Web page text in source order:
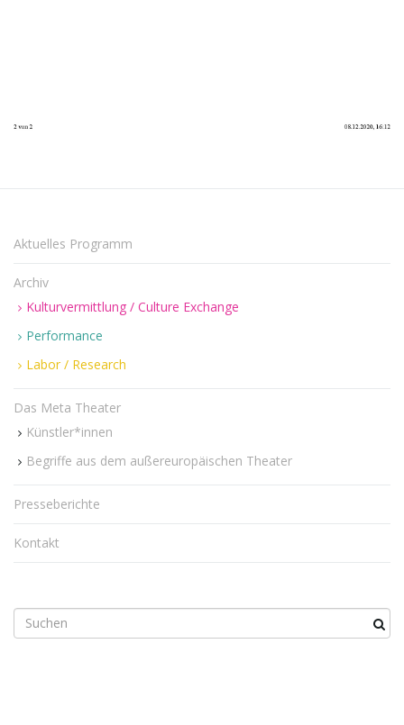
Aktuelles Programm
Archiv
Kulturvermittlung / Culture Exchange
Performance
Labor / Research
Das Meta Theater
Künstler*innen
Begriffe aus dem außereuropäischen Theater
Presseberichte
Kontakt
S
u